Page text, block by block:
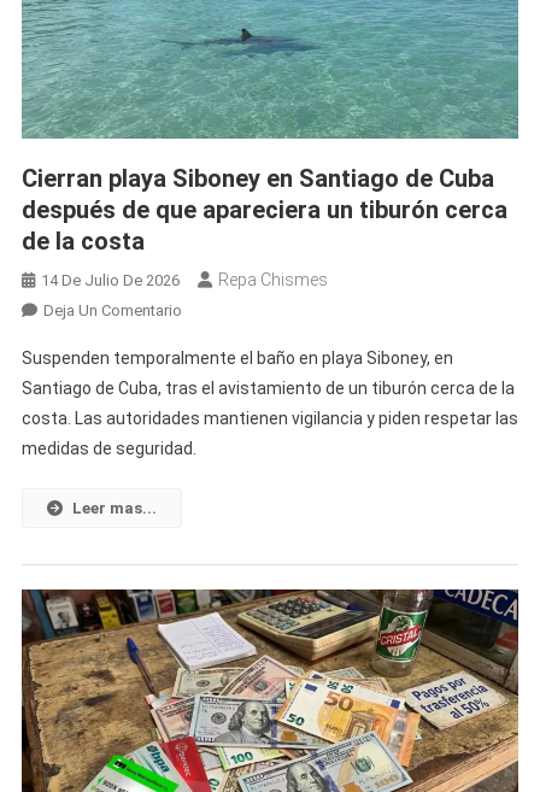
El
Inesperado
Movimiento
Del
Dólar,
Euro
Y
Cierran playa Siboney en Santiago de Cuba
después de que apareciera un tiburón cerca
de la costa
14 De Julio De 2026 Repa Chismes
Deja Un ComentarioEn
Playa
Siboney
En
Santiago
Que
Apareciera
Un
Tiburón
Cerca
De
La
Costa
Suspenden temporalmente el baño en playa Siboney, en
Santiago de Cuba, tras el avistamiento de un tiburón cerca de la
costa. Las autoridades mantienen vigilancia y piden respetar las
medidas de seguridad.
Leer mas...